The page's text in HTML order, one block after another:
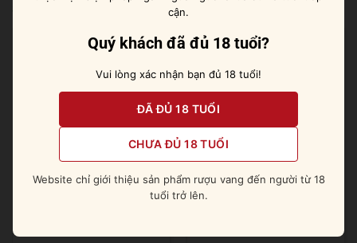
Absolut Grapefruit [ Bưởi ] Absolut Mandrin [ Cam ]
cận.
Quý khách đã đủ 18 tuổi?
Vui lòng xác nhận bạn đủ 18 tuổi!
ĐÃ ĐỦ 18 TUỔI
CHƯA ĐỦ 18 TUỔI
Website chỉ giới thiệu sản phẩm rượu vang đến người từ 18
tuổi trở lên.